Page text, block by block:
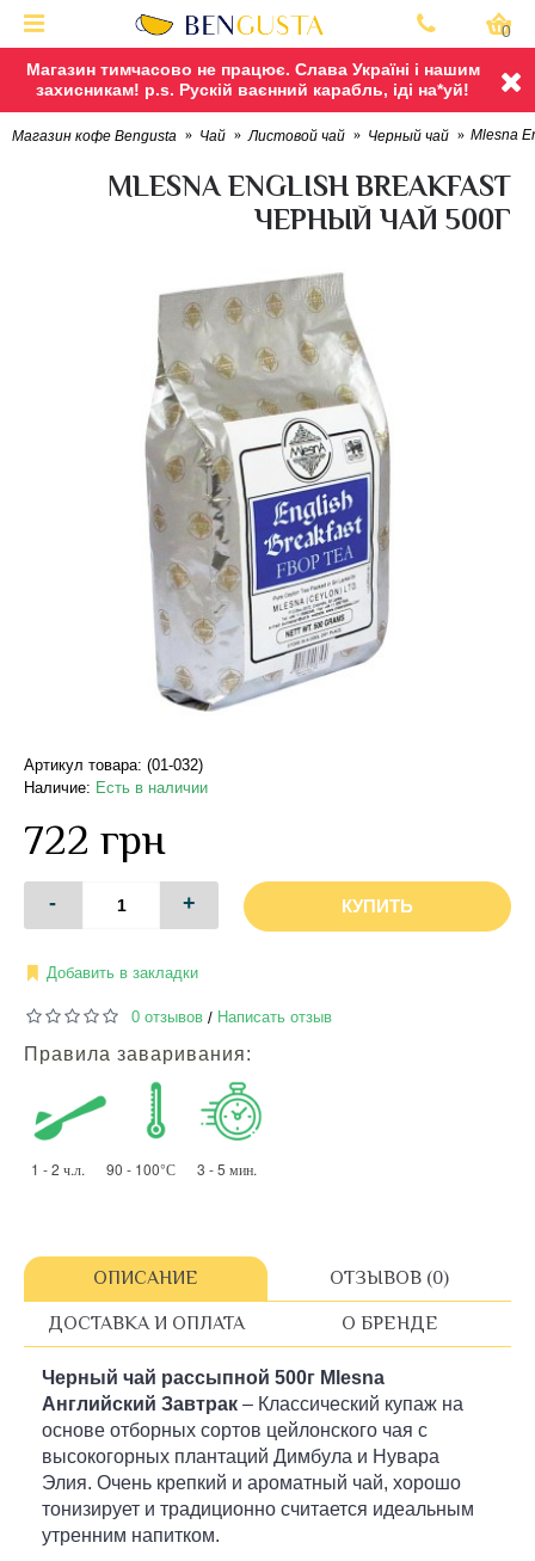
Магазин тимчасово не працює. Слава Україні і нашим
захисникам! p.s. Рускій ваєнний карабль, іді на*уй!
0
Магазин кофе Bengusta Чай Листовой чай Черный чай Mlesna
MLESNA ENGLISH BREAKFAST
ЧЕРНЫЙ ЧАЙ 500Г
Артикул товара: (01-032)
Наличие: Есть в наличии
722 грн
- + КУПИТЬ
Добавить в закладки
0 отзывов / Написать отзыв
Правила заваривания:
1 - 2 ч.л. 90 - 100°С 3 - 5 мин.
ОПИСАНИЕ ОТЗЫВОВ (0)
ДОСТАВКА И ОПЛАТА О БРЕНДЕ
Черный чай рассыпной 500г Mlesna
Английский Завтрак – Классический купаж на
основе отборных сортов цейлонского чая с
высокогорных плантаций Димбула и Нувара
Элия. Очень крепкий и ароматный чай, хорошо
тонизирует и традиционно считается идеальным
утренним напитком.